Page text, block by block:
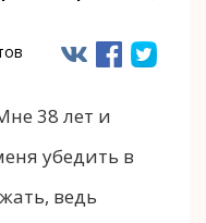
38 лет и
убедить в
ведь